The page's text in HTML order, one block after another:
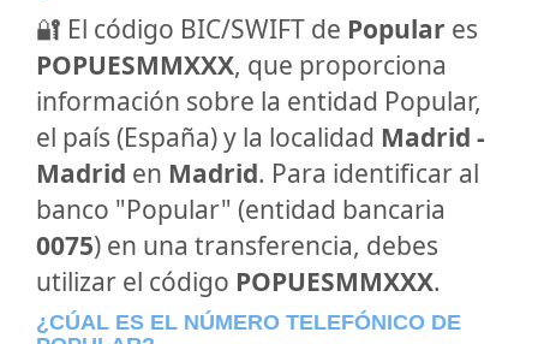
🔐 El código BIC/SWIFT de Popular es
POPUESMMXXX, que proporciona
información sobre la entidad Popular,
el país (España) y la localidad Madrid -
Madrid en Madrid. Para identificar al
banco "Popular" (entidad bancaria
0075) en una transferencia, debes
utilizar el código POPUESMMXXX.
¿CÚAL ES EL NÚMERO TELEFÓNICO DE